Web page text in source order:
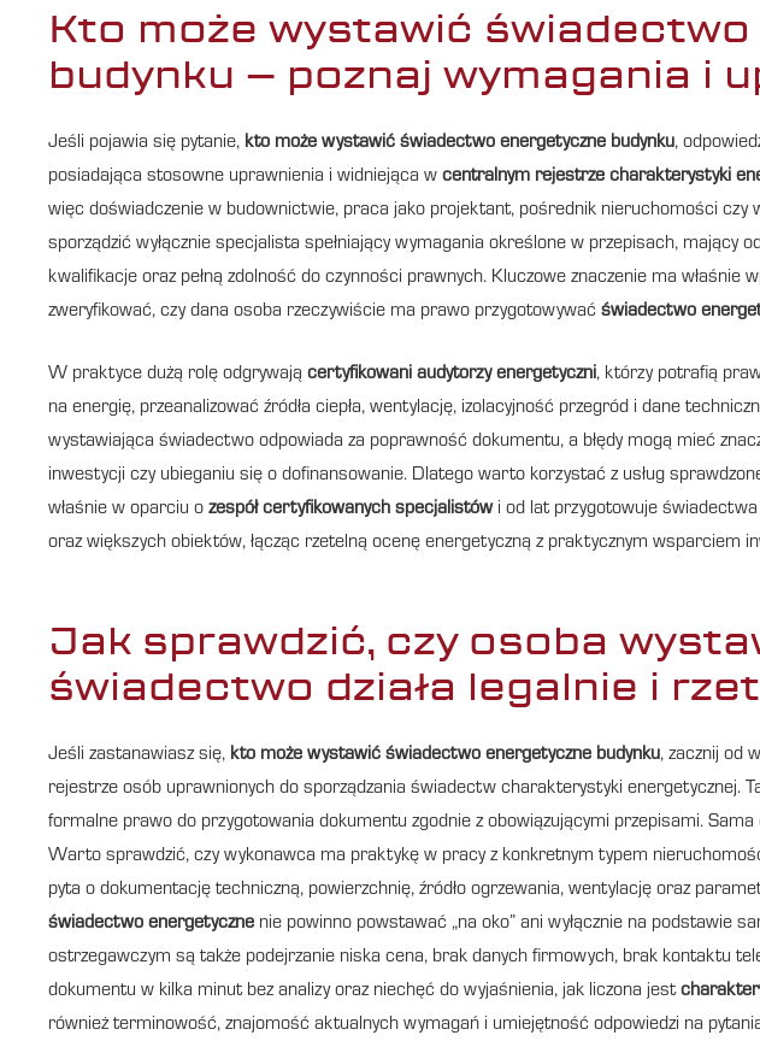
Kto może wystawić
budynku – poznaj wymagania i
Jeśli pojawia się pytanie, kto może wystawić świadectwo energetyczne budynku,
posiadająca stosowne uprawnienia i widniejąca w centralnym rejestrze charakterystyki
więc doświadczenie w budownictwie, praca jako projektant, pośrednik nieruchomości czy
sporządzić wyłącznie specjalista spełniający wymagania określone w przepisach, mający
kwalifikacje oraz pełną zdolność do czynności prawnych. Kluczowe znaczenie ma właśnie
zweryfikować, czy dana osoba rzeczywiście ma prawo przygotowywać świadectwo
W praktyce dużą rolę odgrywają certyfikowani audytorzy energetyczni, którzy potrafią
na energię, przeanalizować źródła ciepła, wentylację, izolacyjność przegród i dane
wystawiająca świadectwo odpowiada za poprawność dokumentu, a błędy mogą mieć
inwestycji czy ubieganiu się o dofinansowanie. Dlatego warto korzystać z usług
właśnie w oparciu o zespół certyfikowanych specjalistówi od lat przygotowuje świadectwa
oraz większych obiektów, łącząc rzetelną ocenę energetyczną z praktycznym wsparciem
Jak sprawdzić, czy osoba
świadectwo działa legalnie i
Jeśli zastanawiasz się, kto może wystawić świadectwo energetyczne budynku, zacznij od
rejestrze osób uprawnionych do sporządzania świadectw charakterystyki energetycznej.
formalne prawo do przygotowania dokumentu zgodnie z obowiązującymi przepisami.
Warto sprawdzić, czy wykonawca ma praktykę w pracy z konkretnym typem
pyta o dokumentację techniczną, powierzchnię, źródło ogrzewania, wentylację oraz
świadectwo energetyczne nie powinno powstawać „na oko” ani wyłącznie na podstawie
ostrzegawczym są także podejrzanie niska cena, brak danych firmowych, brak kontaktu
dokumentu w kilka minut bez analizy oraz niechęć do wyjaśnienia, jak liczona jest
również terminowość, znajomość aktualnych wymagań i umiejętność odpowiedzi na